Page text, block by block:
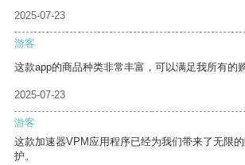
2025-07-23
游客
这款app的商品种类非常丰富，可以满足我所有的
2025-07-23
游客
这款加速器VPM应用程序已经为我们带来了无限
护。